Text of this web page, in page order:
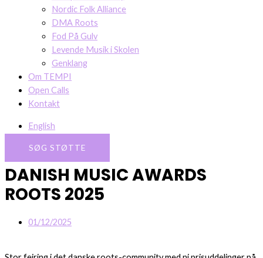
Nordic Folk Alliance
DMA Roots
Fod På Gulv
Levende Musik i Skolen
Genklang
Om TEMPI
Open Calls
Kontakt
English
SØG STØTTE
DANISH MUSIC AWARDS
ROOTS 2025
01/12/2025